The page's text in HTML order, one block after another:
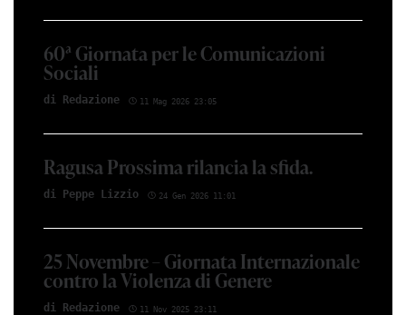
60ª Giornata per le Comunicazioni
Sociali
di Red­azio­ne 11 Mag 2026 23:05
Ragusa Prossima rilancia la sfida.
di Peppe Li­z­zio 24 Gen 2026 11:01
25 Novembre – Giornata Internazionale
contro la Violenza di Genere
di Red­azio­ne 11 Nov 2025 23:11